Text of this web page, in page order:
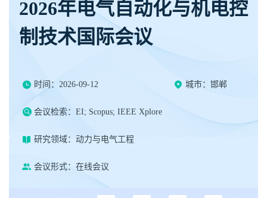
2026年电气自动化与机电控
制技术国际会议
时间：2026-09-12 城市：邯郸
会议检索：EI; Scopus; IEEE Xplore
研究领域：动力与电气工程
会议形式：在线会议